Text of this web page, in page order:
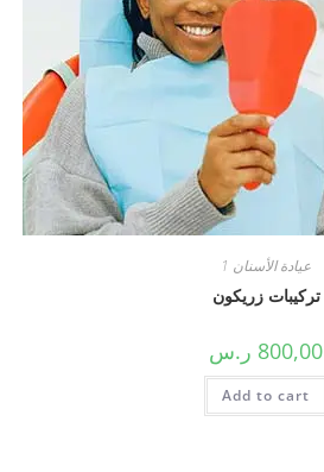
عيادة الأسنان 1
تركيبات زريكون
800,00 ر.س
Add to cart